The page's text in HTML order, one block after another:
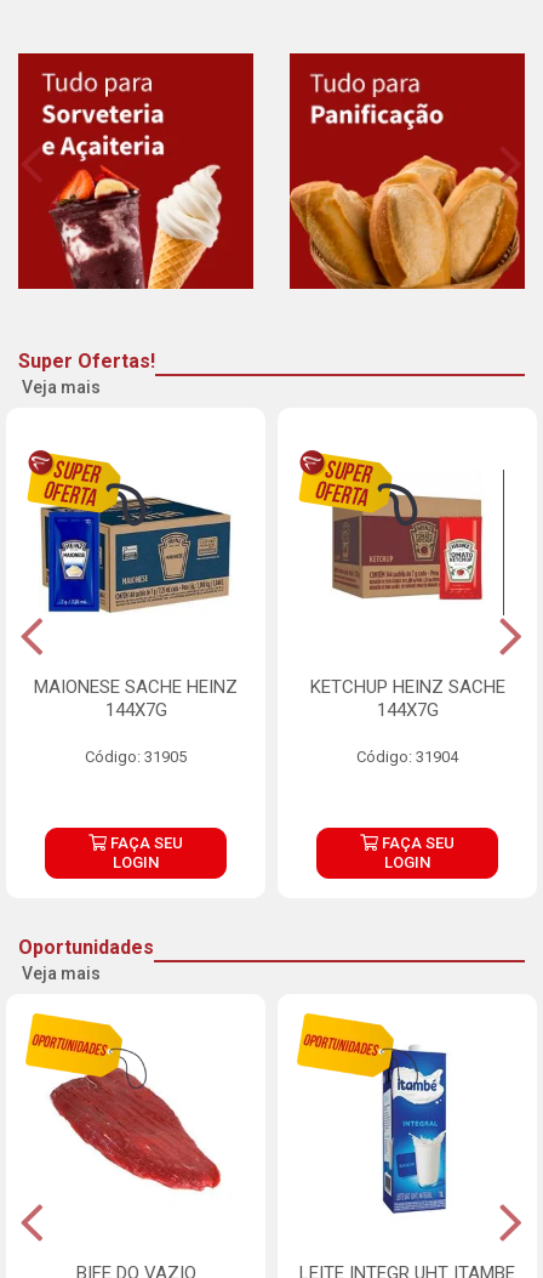
Super Ofertas!
Veja mais
MAIONESE SACHE HEINZ
144X7G
Código: 31905
FAÇA SEU
LOGIN
KETCHUP HEINZ SACHE
144X7G
Código: 31904
FAÇA SEU
LOGIN
Oportunidades
Veja mais
BIFE DO VAZIO
LEITE INTEGR UHT ITAMBE